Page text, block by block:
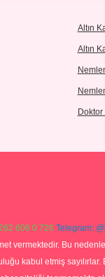
Altın
Altın
606 0 726 Telegram:
vermektedir. Bu
kabul etmiş